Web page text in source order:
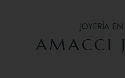
JOYERÍA
AMACCI